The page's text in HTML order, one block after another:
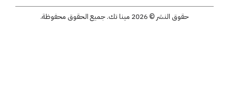
حقوق النشر © 2026 مينا تك. جميع الحقوق محفوظة.